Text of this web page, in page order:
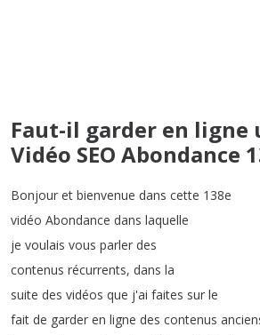
Faut-il garder en ligne
Vidéo SEO Abondance
Bonjour et bienvenue dans cette 138e
vidéo Abondance dans laquelle
je voulais vous parler des
contenus récurrents, dans la
suite des vidéos que j'ai faites sur le
fait de garder en ligne des contenus